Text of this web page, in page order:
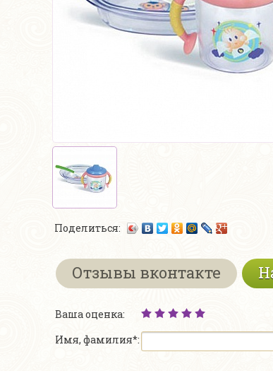
Поделиться:
Отзывы вконтакте
Ваша оценка:
Имя, фамилия*: